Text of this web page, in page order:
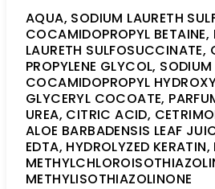
AQUA, SODIUM LAURETH
COCAMIDOPROPYL BETAINE,
LAURETH SULFOSUCCINATE,
PROPYLENE GLYCOL,
COCAMIDOPROPYL
GLYCERYL COCOATE,
UREA, CITRIC ACID,
ALOE BARBADENSIS LEAF
EDTA, HYDROLYZED
METHYLISOTHIAZOLINONE